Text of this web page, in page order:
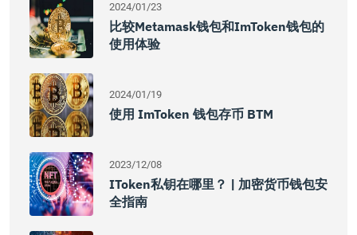
2024/01/23
比较Metamask钱包和imToken钱包的
使用体验
2024/01/19
使用 ImToken 钱包存币 BTM
2023/12/08
IToken私钥在哪里？ | 加密货币钱包安
全指南